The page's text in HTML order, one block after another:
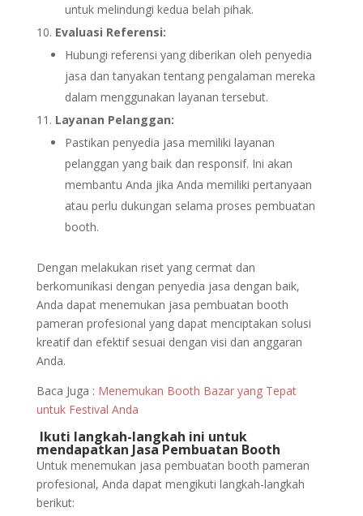
untuk melindungi kedua belah pihak.
Evaluasi Referensi:
Hubungi referensi yang diberikan oleh penyedia
jasa dan tanyakan tentang pengalaman mereka
dalam menggunakan layanan tersebut.
Layanan Pelanggan:
Pastikan penyedia jasa memiliki layanan
pelanggan yang baik dan responsif. Ini akan
membantu Anda jika Anda memiliki pertanyaan
atau perlu dukungan selama proses pembuatan
booth.
Dengan melakukan riset yang cermat dan
berkomunikasi dengan penyedia jasa dengan baik,
Anda dapat menemukan jasa pembuatan booth
pameran profesional yang dapat menciptakan solusi
kreatif dan efektif sesuai dengan visi dan anggaran
Anda.
Baca Juga : Menemukan Booth Bazar yang Tepat
untuk Festival Anda
Ikuti langkah-langkah ini untuk
mendapatkan Jasa Pembuatan Booth
Untuk menemukan jasa pembuatan booth pameran
profesional, Anda dapat mengikuti langkah-langkah
berikut: